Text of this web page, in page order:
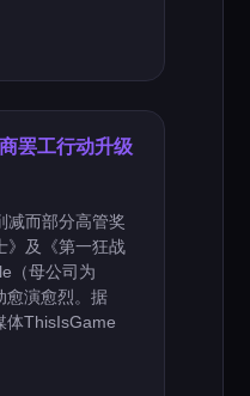
罢工行动升级
减而部分高管奖
》及《第一狂战
（母公司为
愈演愈烈。据
体ThisIsGame